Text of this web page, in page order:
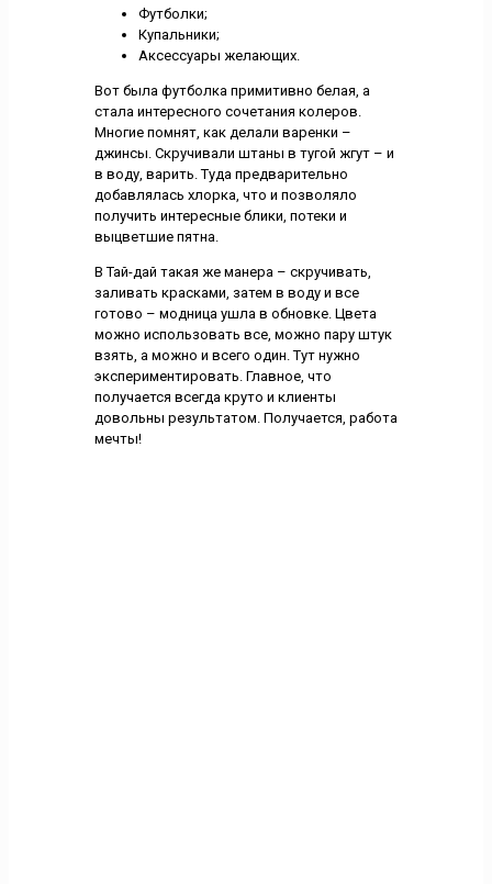
Футболки;
Купальники;
Аксессуары желающих.
Вот была футболка примитивно белая, а
стала интересного сочетания колеров.
Многие помнят, как делали варенки –
джинсы. Скручивали штаны в тугой жгут – и
в воду, варить. Туда предварительно
добавлялась хлорка, что и позволяло
получить интересные блики, потеки и
выцветшие пятна.
В Тай-дай такая же манера – скручивать,
заливать красками, затем в воду и все
готово – модница ушла в обновке. Цвета
можно использовать все, можно пару штук
взять, а можно и всего один. Тут нужно
экспериментировать. Главное, что
получается всегда круто и клиенты
довольны результатом. Получается, работа
мечты!